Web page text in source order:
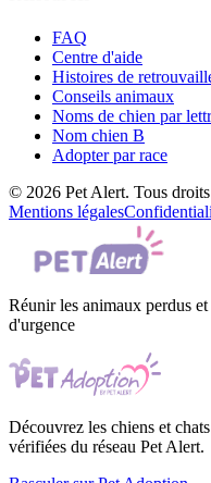
FAQ
Centre d'aide
Histoires de
Conseils animaux
Noms de chien par
Nom chien B
Adopter par race
© 2026 Pet Alert. Tous droits
Mentions légales
Réunir les animaux perdus
d'urgence
Découvrez les chiens et
vérifiées du réseau Pet Alert.